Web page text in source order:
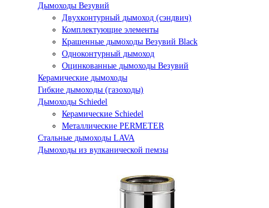
Дымоходы Везувий
Двухконтурный дымоход (сэндвич)
Комплектующие элементы
Крашенные дымоходы Везувий Black
Одноконтурный дымоход
Оцинкованные дымоходы Везувий
Керамические дымоходы
Гибкие дымоходы (газоходы)
Дымоходы Schiedel
Керамические Schiedel
Металлические PERMETER
Стальные дымоходы LAVA
Дымоходы из вулканической пемзы